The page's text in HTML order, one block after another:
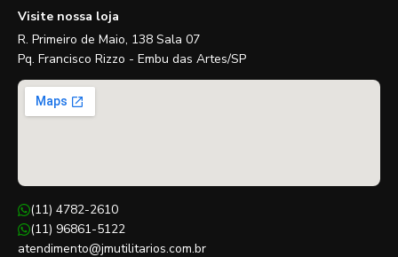
Visite nossa loja
R. Primeiro de Maio, 138 Sala 07
Pq. Francisco Rizzo - Embu das Artes/SP
(11) 4782-2610
(11) 96861-5122
atendimento@jmutilitarios.com.br